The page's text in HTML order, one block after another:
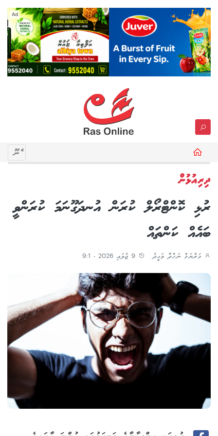
Ad
މެނޫ
ދިރިއުޅުން
ރުޅި ކޮންޓްރޯލް ކުރަން އުނދަގޫނަމަ ކުރަންވީ
ބައެއް ކަންތައް
މަރްޔަމް ނަހްދާ ވަޙީދު